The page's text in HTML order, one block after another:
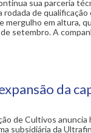
sua parceria
de
mergulho em altura,
setembro. A
da
de Cultivos anuncia
subsidiária da